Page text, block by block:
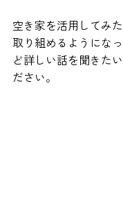
空き家を活用してみ
取り組めるようにな
ど詳しい話を聞きた
ださい。